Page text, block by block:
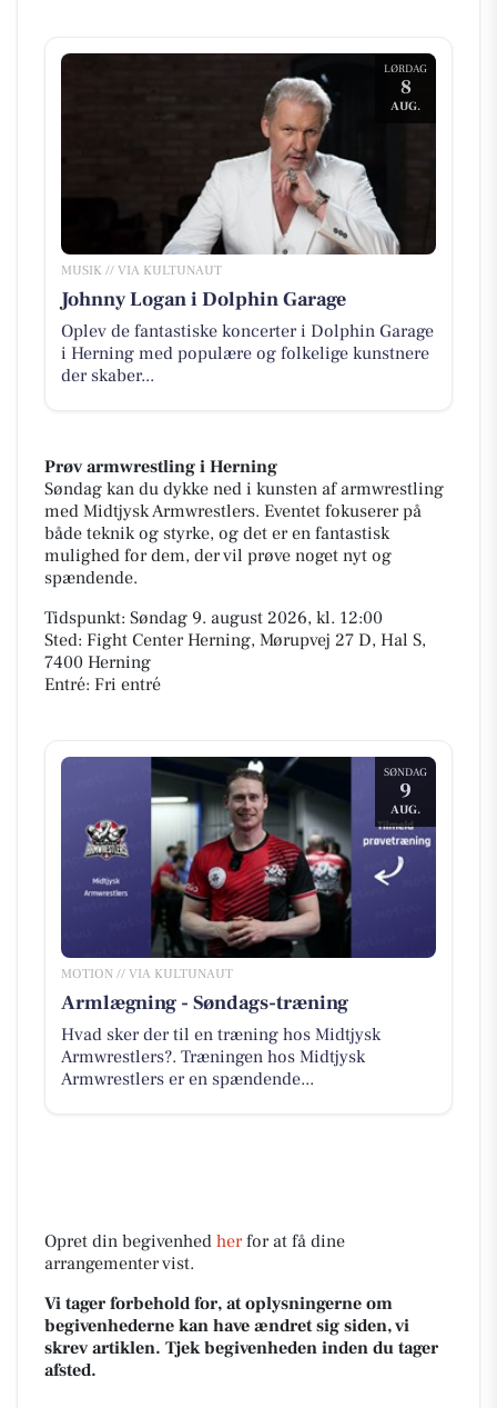
LØRDAG
8
AUG.
MUSIK // VIA KULTUNAUT
Johnny Logan i Dolphin Garage
Oplev de fantastiske koncerter i Dolphin Garage
i Herning med populære og folkelige kunstnere
der skaber...
Prøv armwrestling i Herning
Søndag kan du dykke ned i kunsten af armwrestling
med Midtjysk Armwrestlers. Eventet fokuserer på
både teknik og styrke, og det er en fantastisk
mulighed for dem, der vil prøve noget nyt og
spændende.
Tidspunkt: Søndag 9. august 2026, kl. 12:00
Sted: Fight Center Herning, Mørupvej 27 D, Hal S,
7400 Herning
Entré: Fri entré
SØNDAG
9
AUG.
MOTION // VIA KULTUNAUT
Armlægning - Søndags-træning
Hvad sker der til en træning hos Midtjysk
Armwrestlers?. Træningen hos Midtjysk
Armwrestlers er en spændende...
Opret din begivenhed herfor at få dine
arrangementer vist.
Vi tager forbehold for, at oplysningerne om
begivenhederne kan have ændret sig siden, vi
skrev artiklen. Tjek begivenheden inden du tager
afsted.